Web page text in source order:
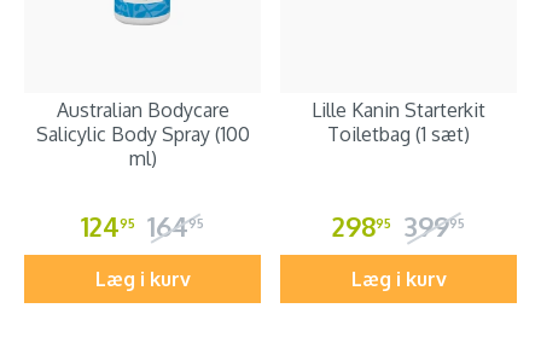
Australian Bodycare
Salicylic Body Spray (100
ml)
12495 16495
Læg i kurv
Lille Kanin Starterkit
Toiletbag (1 sæt)
29895 39995
Læg i kurv